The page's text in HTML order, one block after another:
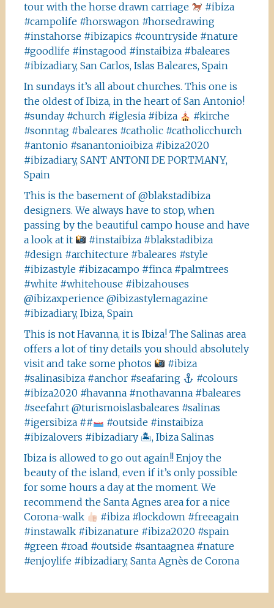
tour with the horse drawn carriage
#ibiza
#campolife #horswagon #horsedrawing
#instahorse #ibizapics #countryside #nature
#goodlife #instagood #instaibiza #baleares
#ibizadiary, San Carlos, Islas Baleares, Spain
In sundays it’s all about churches. This one is
the oldest of Ibiza, in the heart of San Antonio!
#sunday #church #iglesia #ibiza
#kirche
#sonntag #baleares #catholic #catholicchurch
#antonio #sanantonioibiza #ibiza2020
#ibizadiary, SANT ANTONI DE PORTMANY,
Spain
This is the basement of @blakstadibiza
designers. We always have to stop, when
passing by the beautiful campo house and have
a look at it
#instaibiza #blakstadibiza
#design #architecture #baleares #style
#ibizastyle #ibizacampo #finca #palmtrees
#white #whitehouse #ibizahouses
@ibizaxperience @ibizastylemagazine
#ibizadiary, Ibiza, Spain
This is not Havanna, it is Ibiza! The Salinas area
offers a lot of tiny details you should absolutely
visit and take some photos
#ibiza
#salinasibiza #anchor #seafaring
#colours
#ibiza2020 #havanna #nothavanna #baleares
#seefahrt @turismoislasbaleares #salinas
#igersibiza ##
#outside #instaibiza
#ibizalovers #ibizadiary 🏝, Ibiza Salinas
Ibiza is allowed to go out again!! Enjoy the
beauty of the island, even if it’s only possible
for some hours a day at the moment. We
recommend the Santa Agnes area for a nice
Corona-walk
#ibiza #lockdown #freeagain
#instawalk #ibizanature #ibiza2020 #spain
#green #road #outside #santaagnea #nature
#enjoylife #ibizadiary, Santa Agnès de Corona